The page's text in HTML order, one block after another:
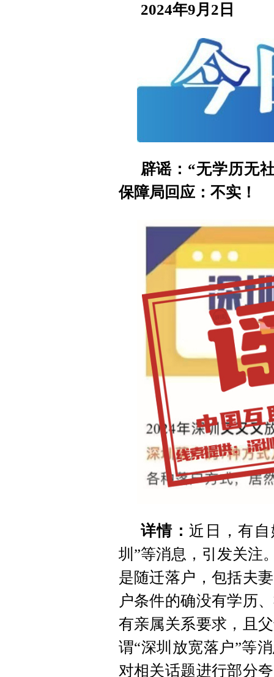
2024年9月2日
辟谣：“无学历无
保障局回应：不实！
详情：近日，有
圳”等消息，引发关注
是随迁落户，包括夫
户条件的确没有学历
有亲属关系要求，且
谓“深圳放宽落户”等
对相关话题进行部分